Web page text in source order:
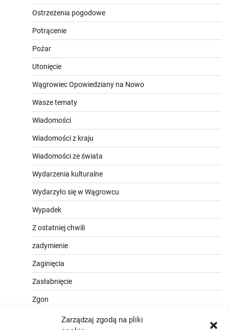
Zarządzaj zgodą na pliki
Ostrzeżenia pogodowe
Potrącenie
Pożar
Utonięcie
Wągrowiec Opowiedziany na Nowo
Wasze tematy
Wiadomości
Wiadomości z kraju
Wiadomości ze świata
Wydarzenia kulturalne
Wydarzyło się w Wągrowcu
Wypadek
Z ostatniej chwili
zadymienie
Zaginięcia
Zasłabnięcie
Zgon